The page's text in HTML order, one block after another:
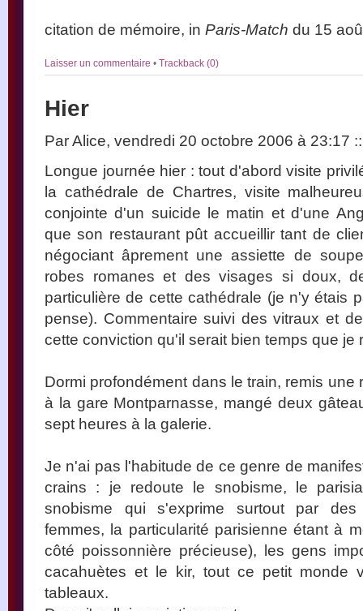
citation de mémoire, in Paris-Match du 15
Laisser un commentaire • Trackback (0)
Hier
Par Alice, vendredi 20 octobre 2006 à 23:17 ::
Longue journée hier : tout d'abord visite
la cathédrale de Chartres, visite
conjointe d'un suicide le matin et d'une
que son restaurant pût accueillir tant de
négociant âprement une assiette de
robes romanes et des visages si doux,
particulière de cette cathédrale (je n'y étais
pense). Commentaire suivi des vitraux et
cette conviction qu'il serait bien temps que je
Dormi profondément dans le train, remis
à la gare Montparnasse, mangé deux
sept heures à la galerie.
Je n'ai pas l'habitude de ce genre de
crains : je redoute le snobisme, le
snobisme qui s'exprime surtout par des
femmes, la particularité parisienne étant à
côté poissonnière précieuse), les gens
cacahuètes et le kir, tout ce petit monde
tableaux.